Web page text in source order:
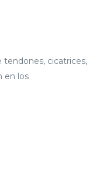
tendones, cicatrices,
en los